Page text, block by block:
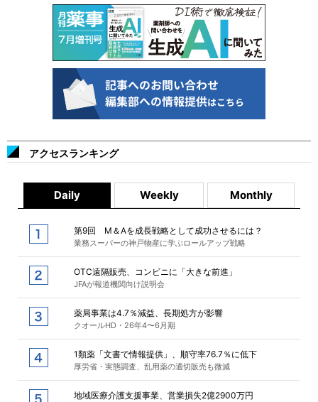
アクセスランキング
Daily Weekly Monthly
第9回 M＆Aを成長戦略として成功させるには？
業務スーパーの神戸物産に学ぶロールアップ戦略
OTC遠隔販売、コンビニに「大きな前進」
JFAが報道機関向け説明会
薬局事業は4.7％減益、長期処方が影響
クオールHD・26年4〜6月期
1類薬「文書で情報提供」、順守率76.7％に低下
厚労省・実態調査、乱用薬の適切販売も微減
地域医療介護支援事業、営業損失2億2900万円